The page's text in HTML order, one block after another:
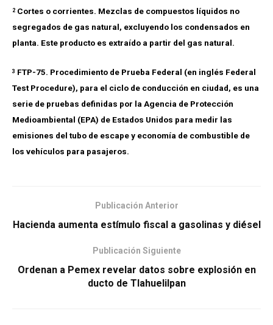
2 Cortes o corrientes. Mezclas de compuestos líquidos no
segregados de gas natural, excluyendo los condensados en
planta. Este producto es extraído a partir del gas natural.
3 FTP-75. Procedimiento de Prueba Federal (en inglés Federal
Test Procedure), para el ciclo de conducción en ciudad, es una
serie de pruebas definidas por la Agencia de Protección
Medioambiental (EPA) de Estados Unidos para medir las
emisiones del tubo de escape y economía de combustible de
los vehículos para pasajeros.
Publicación Anterior
Hacienda aumenta estímulo fiscal a gasolinas y diésel
Publicación Siguiente
Ordenan a Pemex revelar datos sobre explosión en
ducto de Tlahuelilpan